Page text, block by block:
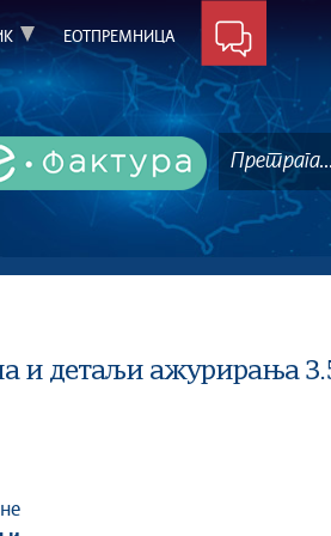
ЕОТПРЕМНИЦА
и детаљи ажурирања